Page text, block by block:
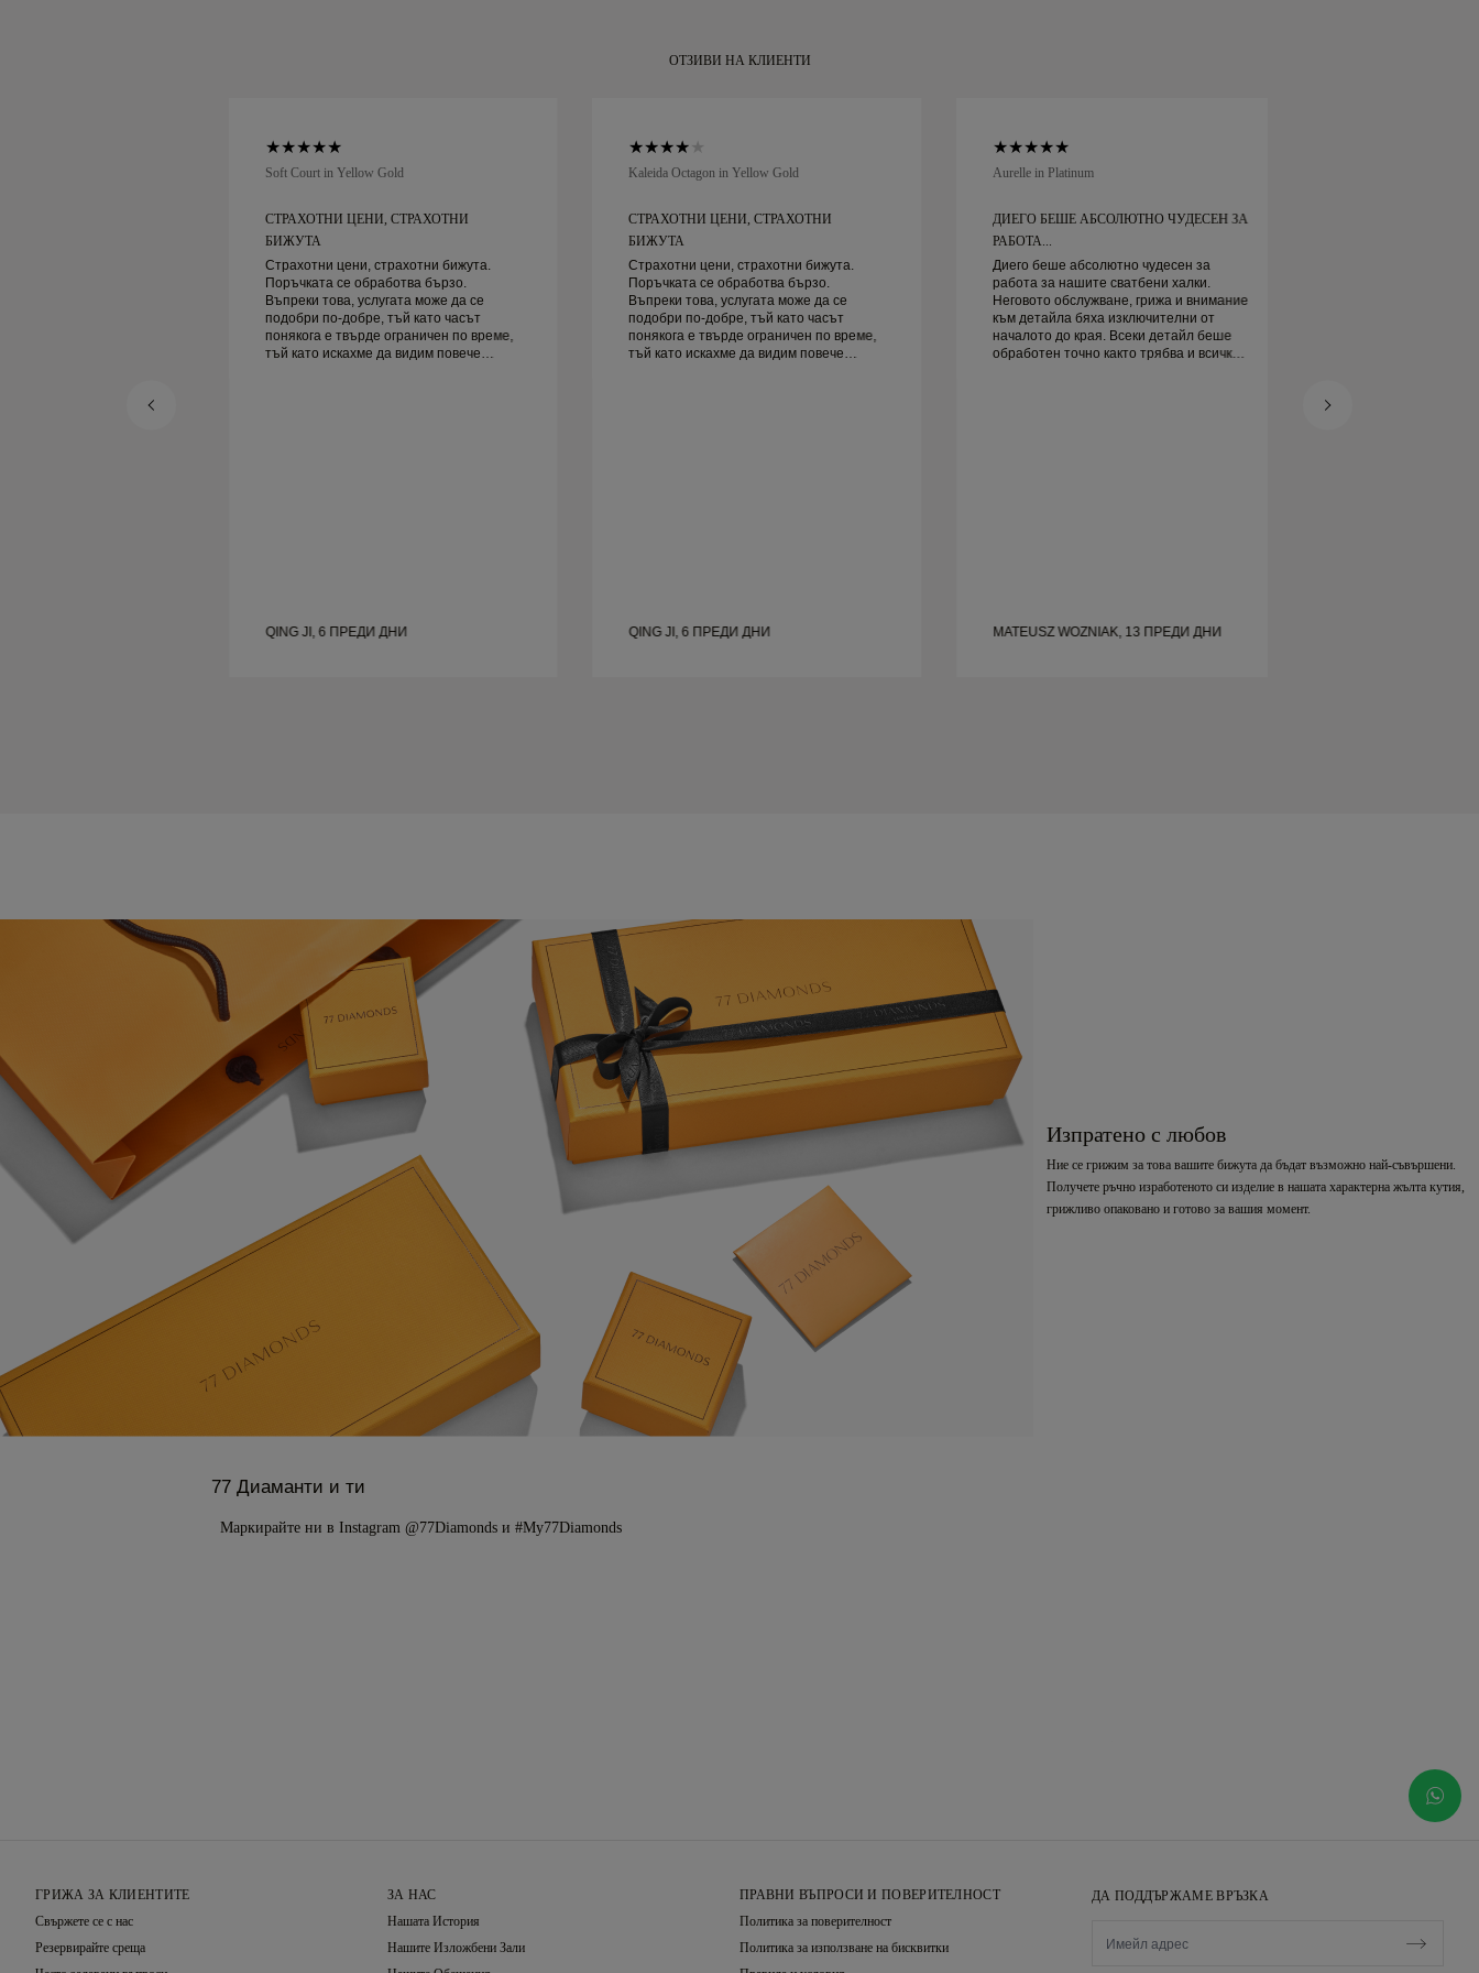
ОТЗИВИ НА КЛИЕНТИ
Soft Court in Yellow Gold
СТРАХОТНИ ЦЕНИ, СТРАХОТНИ
БИЖУТА
Страхотни цени, страхотни бижута.
Поръчката се обработва бързо.
Въпреки това, услугата може да се
подобри по-добре, тъй като часът
понякога е твърде ограничен по време,
тъй като искахме да видим повече
QING JI, 6 ПРЕДИ ДНИ
Kaleida Octagon in Yellow Gold
СТРАХОТНИ ЦЕНИ, СТРАХОТНИ
БИЖУТА
Страхотни цени, страхотни бижута.
Поръчката се обработва бързо.
Въпреки това, услугата може да се
подобри по-добре, тъй като часът
понякога е твърде ограничен по време,
тъй като искахме да видим повече
QING JI, 6 ПРЕДИ ДНИ
Aurelle in Platinum
ДИЕГО БЕШЕ АБСОЛЮТНО ЧУДЕСЕН ЗА
РАБОТА...
Диего беше абсолютно чудесен за
работа за нашите сватбени халки.
Неговото обслужване, грижа и внимание
към детайла бяха изключителни от
началото до края. Всеки детайл беше
обработен точно както трябва и всичко
MATEUSZ WOZNIAK, 13 ПРЕДИ ДНИ
Изпратено с любов
Ние се грижим за това вашите бижута да бъдат възможно най-съвършени.
Получете ръчно изработеното си изделие в нашата характерна жълта кутия,
грижливо опаковано и готово за вашия момент.
77 Диаманти и ти
Маркирайте ни в Instagram @77Diamonds и #My77Diamonds
ДА ПОДДЪРЖАМЕ ВРЪЗКА
ГРИЖА ЗА КЛИЕНТИТЕ
Свържете се с нас
Резервирайте среща
ЗА НАС
Нашата История
Нашите Изложбени Зали
ПРАВНИ ВЪПРОСИ И ПОВЕРИТЕЛНОСТ
Политика за поверителност
Политика за използване на бисквитки